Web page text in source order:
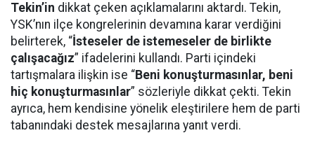
Tekin’in dikkat çeken açıklamalarını aktardı. Tekin,
YSK’nın ilçe kongrelerinin devamına karar verdiğini
belirterek, “İsteseler de istemeseler de birlikte
çalışacağız” ifadelerini kullandı. Parti içindeki
tartışmalara ilişkin ise “Beni konuşturmasınlar, beni
hiç konuşturmasınlar” sözleriyle dikkat çekti. Tekin
ayrıca, hem kendisine yönelik eleştirilere hem de parti
tabanındaki destek mesajlarına yanıt verdi.